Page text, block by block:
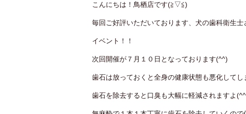
こんにちは！鳥栖店です(≧▽≦)
毎回ご好評いただいております、犬の歯科衛生
イベント！！
次回開催が７月１０日となっております(^^)
歯石は放っておくと全身の健康状態も悪化してし
歯石を除去すると口臭も大幅に軽減されますよ